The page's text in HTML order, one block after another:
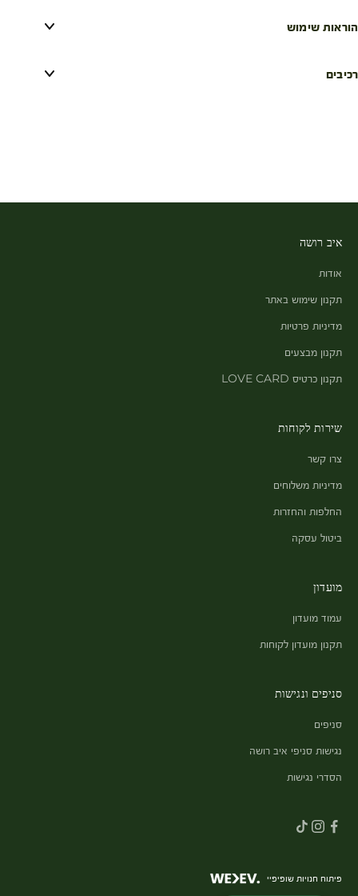
הוראות שימוש
רכיבים
איב רושה
אודות
תקנון שימוש באתר
מדיניות פרטיות
תקנון מבצעים
תקנון כרטיס LOVE CARD
שירות לקוחות
צרו קשר
מדיניות משלוחים
החלפות והחזרות
ביטול עסקה
מועדון
עמוד מועדון
תקנון מועדון לקוחות
סניפים ונגישות
סניפים
נגישות סניפי איב רושה
הסדרי נגישות
פיתוח חנויות שופיפיי